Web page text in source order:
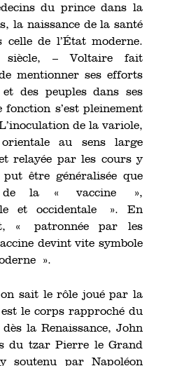
du prince dans la
la naissance de la santé
de l’État moderne.
siècle, – Voltaire fait
mentionner ses efforts
des peuples dans ses
s’est pleinement
de la variole,
au sens large
relayée par les cours y
être généralisée que
de la « vaccine »,
et occidentale ». En
« patronnée par les
devint vite symbole
».
sait le rôle joué par la
le corps rapproché du
la Renaissance, John
du tzar Pierre le Grand
soutenu par Napoléon